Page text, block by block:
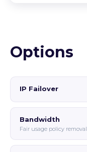
Options
IP Failover
Bandwidth
Fair usage policy removal